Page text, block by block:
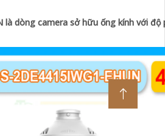
là dòng camera sở hữu ống kính với độ